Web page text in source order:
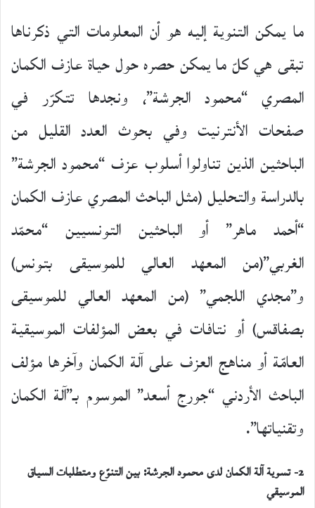
ما يمكن التنوية إليه هو أن المعلومات التي ذكرناها
تبقى هي كلّ ما يمكن حصره حول حياة عازف الكمان
المصري “محمود الجرشة”، ونجدها تتكرّر في
صفحات الأنترنيت وفي بحوث العدد القليل من
الباحثين الذين تناولوا أسلوب عزف “محمود الجرشة”
بالدراسة والتحليل (مثل الباحث المصري عازف الكمان
“أحمد ماهر” أو الباحثين التونسيين “محمّد
الغربي”(من المعهد العالي للموسيقى بتونس)
و”مجدي اللجمي” (من المعهد العالي للموسيقى
بصفاقس) أو نتافات في بعض المؤلفات الموسيقية
العامّة أو مناهج العزف على آلة الكمان وآخرها مؤلف
الباحث الأردني “جورج أسعد” الموسوم بـ”آلة الكمان
وتقنياتها”.
2- تسوية آلة الكمان لدى محمود الجرشة: بين التنوّع ومتطلبات السياق
الموسيقي